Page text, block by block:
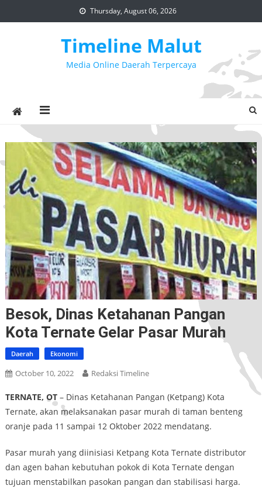
to
Thursday, August 06, 2026
Timeline Malut
Media Online Daerah Terpercaya
Besok, Dinas Ketahanan Pangan
Kota Ternate Gelar Pasar Murah
Daerah Ekonomi
October 10, 2022 Redaksi Timeline
TERNATE, OT– Dinas Ketahanan Pangan (Ketpang) Kota
Ternate, akan melaksanakan pasar murah di taman benteng
oranje pada 11 sampai 12 Oktober 2022 mendatang.
Pasar murah yang diinisiasi Ketpang Kota Ternate distributor
dan agen bahan kebutuhan pokok di Kota Ternate dengan
tujuan menstabilkan pasokan pangan dan stabilisasi harga.